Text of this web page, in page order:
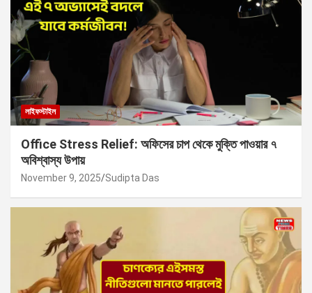
লাইফস্টাইল
Office Stress Relief: অফিসের চাপ থেকে মুক্তি পাওয়ার ৭
অবিশ্বাস্য উপায়
November 9, 2025 Sudipta Das